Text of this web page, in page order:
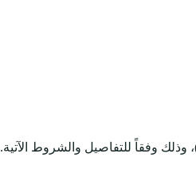
وذلك وفقاً للتفاصيل والشروط الآتية.